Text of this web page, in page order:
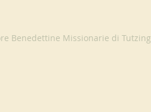
Benedettine Missionarie di Tutzing